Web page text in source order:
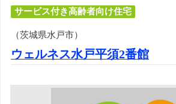
サービス付き高齢者向け住宅
（茨城県水戸市）
ウェルネス水戸平須2番館